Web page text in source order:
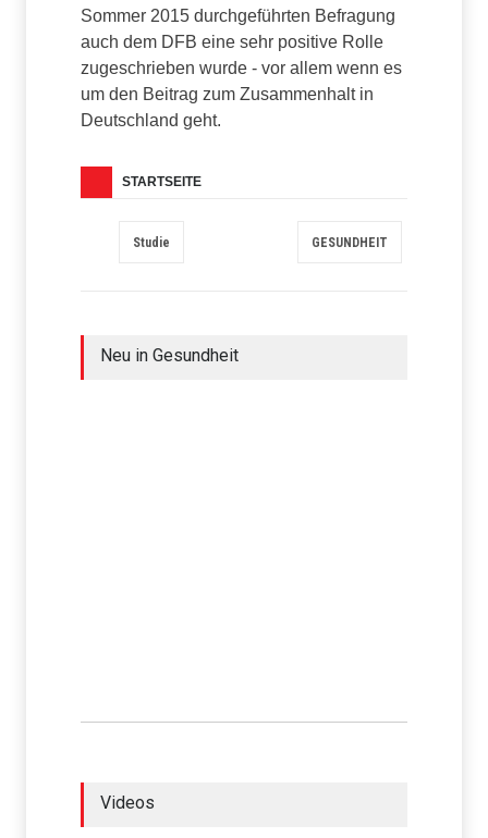
Sommer 2015 durchgeführten Befragung
auch dem DFB eine sehr positive Rolle
zugeschrieben wurde - vor allem wenn es
um den Beitrag zum Zusammenhalt in
Deutschland geht.
STARTSEITE
Studie GESUNDHEIT
Neu in Gesundheit
Videos